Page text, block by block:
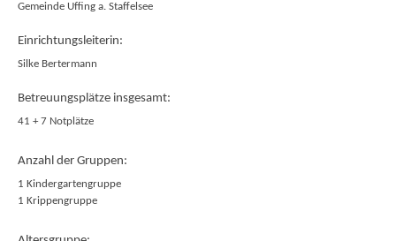
Gemeinde Uffing a. Staffelsee
Einrichtungsleiterin:
Silke Bertermann
Betreuungsplätze insgesamt:
41 + 7 Notplätze
Anzahl der Gruppen:
1 Kindergartengruppe
1 Krippengruppe